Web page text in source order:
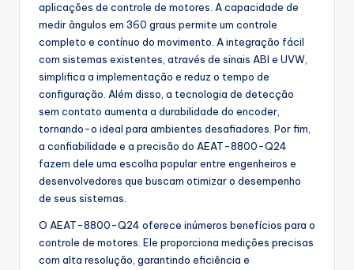
aplicações de controle de motores. A capacidade de
medir ângulos em 360 graus permite um controle
completo e contínuo do movimento. A integração fácil
com sistemas existentes, através de sinais ABI e UVW,
simplifica a implementação e reduz o tempo de
configuração. Além disso, a tecnologia de detecção
sem contato aumenta a durabilidade do encoder,
tornando-o ideal para ambientes desafiadores. Por fim,
a confiabilidade e a precisão do AEAT-8800-Q24
fazem dele uma escolha popular entre engenheiros e
desenvolvedores que buscam otimizar o desempenho
de seus sistemas.
O AEAT-8800-Q24 oferece inúmeros benefícios para o
controle de motores. Ele proporciona medições precisas
com alta resolução, garantindo eficiência e